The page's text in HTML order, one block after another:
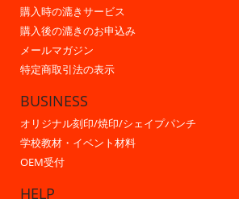
購入時の漉きサービス
購入後の漉きのお申込み
メールマガジン
特定商取引法の表示
BUSINESS
オリジナル刻印/焼印/シェイプパンチ
学校教材・イベント材料
OEM受付
HELP